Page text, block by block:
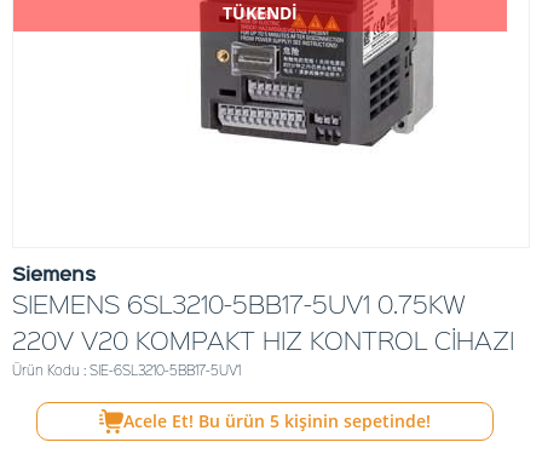
TÜKENDİ
Siemens
SIEMENS 6SL3210-5BB17-5UV1 0.75KW
220V V20 KOMPAKT HIZ KONTROL CİHAZI
Ürün Kodu : SIE-6SL3210-5BB17-5UV1
Acele Et! Bu ürün 5 kişinin sepetinde!